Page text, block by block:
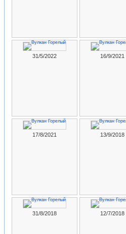
31/5/2022 16/9/2021
17/8/2021 13/9/2018
31/8/2018 12/7/2018